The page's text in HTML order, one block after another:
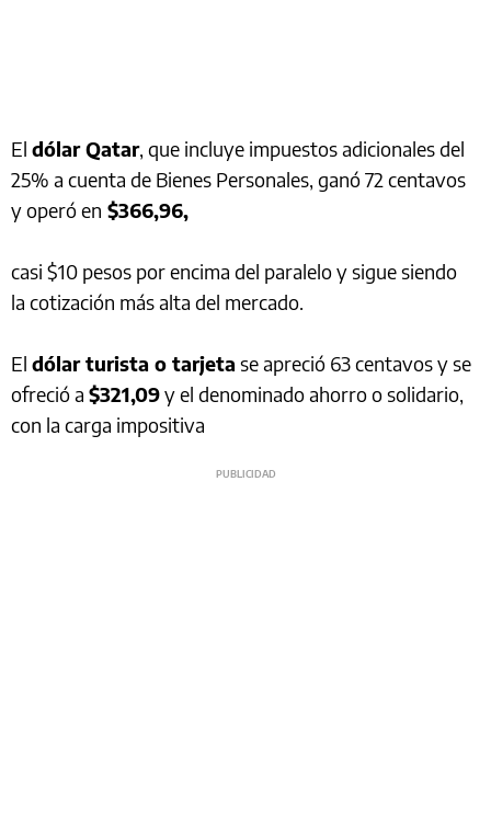
El dólar Qatar, que incluye impuestos adicionales del
25% a cuenta de Bienes Personales, ganó 72 centavos
y operó en $366,96,
casi $10 pesos por encima del paralelo y sigue siendo
la cotización más alta del mercado.
El dólar turista o tarjeta se apreció 63 centavos y se
ofreció a $321,09y el denominado ahorro o solidario,
con la carga impositiva